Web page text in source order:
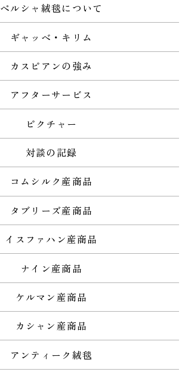
ペルシャ絨毯について
ギャッベ・キリム
カスピアンの強み
アフターサービス
ピクチャー
対談の記録
コムシルク産商品
タブリーズ産商品
イスファハン産商品
ナイン産商品
ケルマン産商品
カシャン産商品
アンティーク絨毯